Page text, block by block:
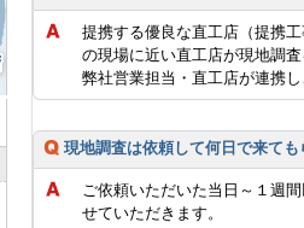
提携する優良な直工店（提携
の現場に近い直工店が現地調
弊社営業担当・直工店が連携
現地調査は依頼して何日で来ても
ご依頼いただいた当日～１週
せていただきます。